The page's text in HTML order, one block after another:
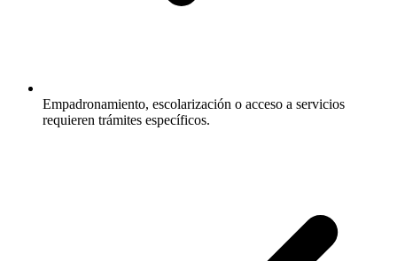
Empadronamiento, escolarización o acceso a servicios
requieren trámites específicos.